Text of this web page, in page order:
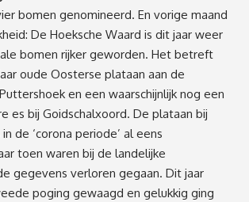
bomen genomineerd. En vorige maand
De Hoeksche Waard is dit jaar weer
bomen rijker geworden. Het betreft
oude Oosterse plataan aan de
en een waarschijnlijk nog een
es bij Goidschalxoord. De plataan bij
de ‘corona periode’ al eens
toen waren bij de landelijke
gegevens verloren gegaan. Dit jaar
poging gewaagd en gelukkig ging